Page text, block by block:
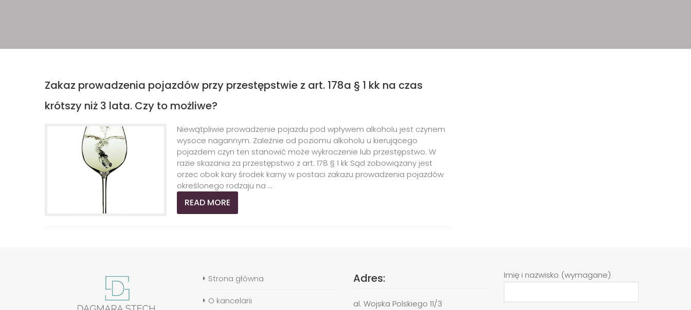
Zakaz prowadzenia pojazdów przy przestępstwie z art. 178a § 1 kk na czas
krótszy niż 3 lata. Czy to możliwe?
Niewątpliwie prowadzenie pojazdu pod wpływem alkoholu jest czynem
wysoce nagannym. Zależnie od poziomu alkoholu u kierującego
pojazdem czyn ten stanowić może wykroczenie lub przestępstwo. W
razie skazania za przestępstwo z art. 178 § 1 kk Sąd zobowiązany jest
orzec obok kary środek karny w postaci zakazu prowadzenia pojazdów
określonego rodzaju na ...
READ MORE
Strona główna
O kancelarii
Adres:
al. Wojska Polskiego 11/3
Imię i nazwisko (wymagane)